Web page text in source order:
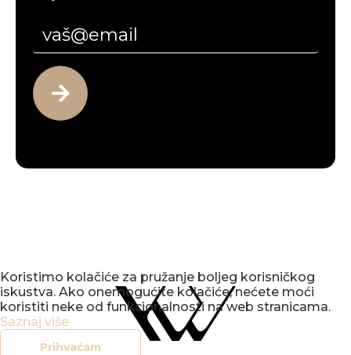
Koristimo kolačiće za pružanje boljeg korisničkog
iskustva. Ako onemogućite kolačiće, nećete moći
koristiti neke od funkcionalnosti na web stranicama.
Saznaj više
Prihvaćam